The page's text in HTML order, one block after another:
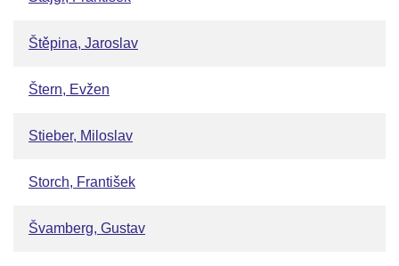
Štěpina, Jaroslav
Štern, Evžen
Stieber, Miloslav
Storch, František
Švamberg, Gustav